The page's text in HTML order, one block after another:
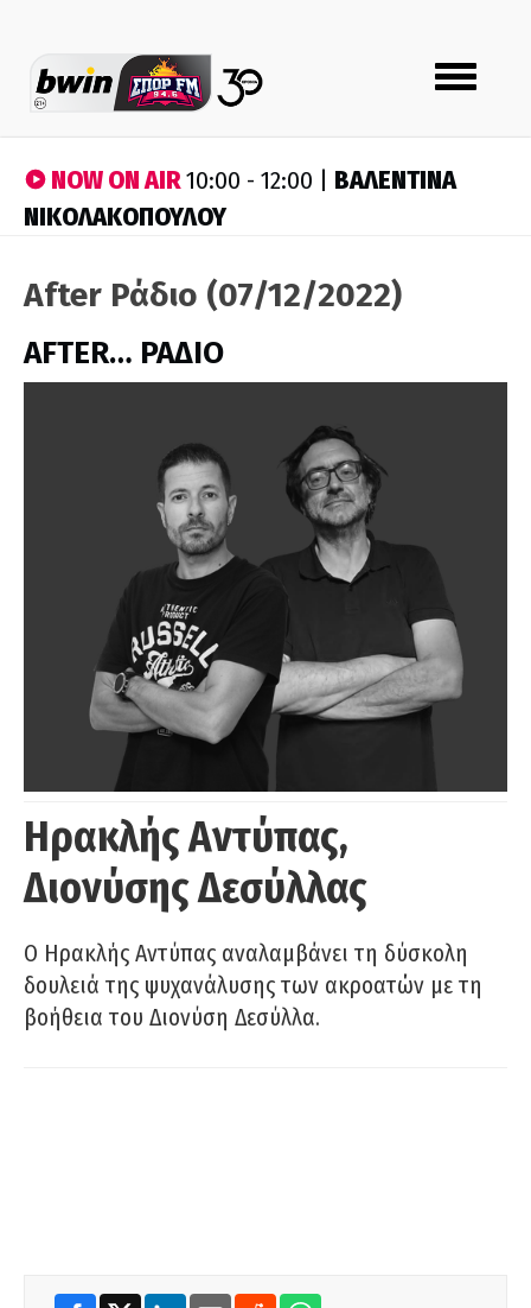
Toggle
navigation
NOW ON AIR10:00 - 12:00 | ΒΑΛΕΝΤΙΝΑ
ΝΙΚΟΛΑΚΟΠΟΥΛΟΥ
After Ράδιο (07/12/2022)
AFTER… ΡΑΔΙΟ
Ηρακλής Αντύπας,
Διονύσης Δεσύλλας
Ο Ηρακλής Αντύπας αναλαμβάνει τη δύσκολη
δουλειά της ψυχανάλυσης των ακροατών με τη
βοήθεια του Διονύση Δεσύλλα.